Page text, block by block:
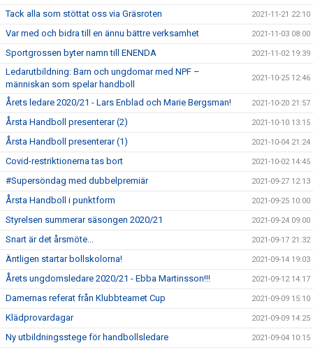
Tack alla som stöttat oss via Gräsroten 2021-11-21 22:10
Var med och bidra till en ännu bättre verksamhet 2021-11-03 08:00
Sportgrossen byter namn till ENENDA 2021-11-02 19:39
Ledarutbildning: Barn och ungdomar med NPF –
människan som spelar handboll
2021-10-25 12:46
Årets ledare 2020/21 - Lars Enblad och Marie Bergsman! 2021-10-20 21:57
Årsta Handboll presenterar (2) 2021-10-10 13:15
Årsta Handboll presenterar (1) 2021-10-04 21:24
Covid-restriktionerna tas bort 2021-10-02 14:45
#Supersöndag med dubbelpremiär 2021-09-27 12:13
Årsta Handboll i punktform 2021-09-25 10:00
Styrelsen summerar säsongen 2020/21 2021-09-24 09:00
Snart är det årsmöte... 2021-09-17 21:32
Äntligen startar bollskolorna! 2021-09-14 19:03
Årets ungdomsledare 2020/21 - Ebba Martinsson!!! 2021-09-12 14:17
Damernas referat från Klubbteamet Cup 2021-09-09 15:10
Klädprovardagar 2021-09-09 14:25
Ny utbildningsstege för handbollsledare 2021-09-04 10:15